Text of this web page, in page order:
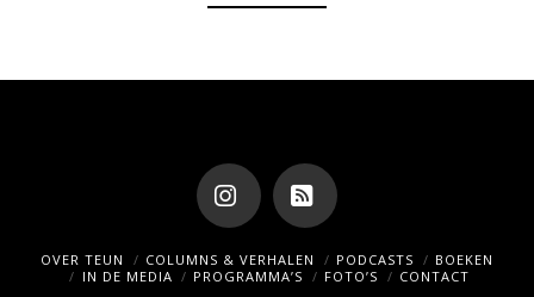
Instagram
RSS
OVER TEUN COLUMNS & VERHALEN PODCASTS
BOEKEN
IN DE MEDIA
PROGRAMMA’S FOTO’S CONTACT